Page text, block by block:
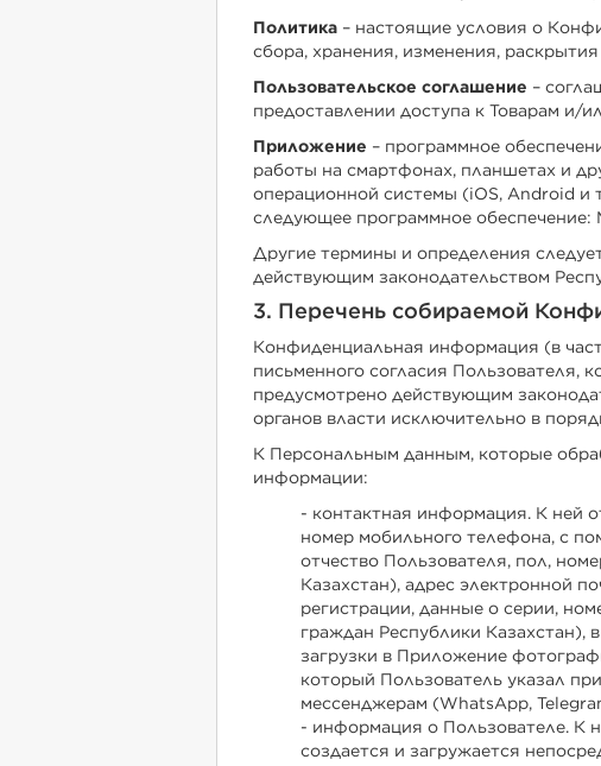
Политика – настоящие условия о
сбора, хранения, изменения,
Пользовательское соглашение –
предоставлении доступа к Товарам и/
Приложение – программное
работы на смартфонах, планшетах и
операционной системы (iOS, Android и
следующее программное обеспечение:
Другие термины и определения
действующим законодательством
3. Перечень собираемой
Конфиденциальная информация (в
письменного согласия Пользователя,
предусмотрено действующим
органов власти исключительно в
К Персональным данным, которые
информации:
- контактная информация. К ней
номер мобильного телефона, с
отчество Пользователя, пол,
Казахстан), адрес электронной
регистрации, данные о серии,
граждан Республики Казахстан),
загрузки в Приложение
который Пользователь указал
мессенджерам (WhatsApp,
- информация о Пользователе. К
создается и загружается